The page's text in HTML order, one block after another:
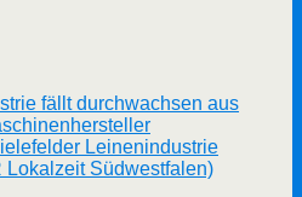
fällt durchwachsen aus
Leinenindustrie
Lokalzeit Südwestfalen)